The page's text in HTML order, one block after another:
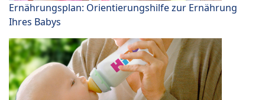
Ernährungsplan: Orientierungshilfe zur Ernährung
Ihres Babys